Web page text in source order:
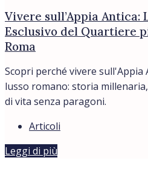
Vivere sull’Appia Antica:
Esclusivo del Quartiere
Roma
Scopri perché vivere sull'Appia
lusso romano: storia
di vita senza paragoni.
Articoli
Leggi di più